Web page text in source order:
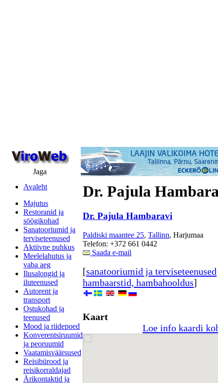
Jaga
Avaleht
Majutus
Restoranid ja
söögikohad
Sanatooriumid ja
terviseteenused
Aktiivne puhkus
Meelelahutus ja
vaba aeg
Ilusalongid ja
iluteenused
Autorent ja
transport
Ostukohad ja
teenused
Mood ja riidepoed
Konverentsiruumid
ja peoruumid
Vaatamisväärsused
Reisibürood ja
reisikorraldajad
Ärikontaktid ja
Dr. Pajula
Dr. Pajula Hambaravi
Paldiski maantee 25, Tallinn, Harjumaa
Telefon: +372 661 0442
Saada e-mail
[sanatooriumid ja terviseteenused
hambaarstid, hambahooldus]
Kaart
Loe info kaardi